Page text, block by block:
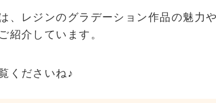
、レジンのグラデーション作品の魅力
紹介しています。
くださいね♪